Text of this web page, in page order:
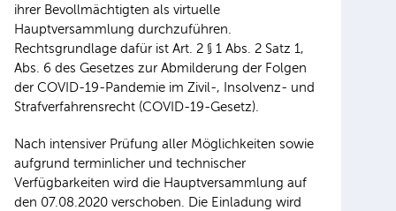
ihrer Bevollmächtigten als virtuelle
Hauptversammlung durchzuführen.
Rechtsgrundlage dafür ist Art. 2 § 1 Abs. 2 Satz 1,
Abs. 6 des Gesetzes zur Abmilderung der Folgen
der COVID-19-Pandemie im Zivil-, Insolvenz- und
Strafverfahrensrecht (COVID-19-Gesetz).
Nach intensiver Prüfung aller Möglichkeiten sowie
aufgrund terminlicher und technischer
Verfügbarkeiten wird die Hauptversammlung auf
den 07.08.2020 verschoben. Die Einladung wird